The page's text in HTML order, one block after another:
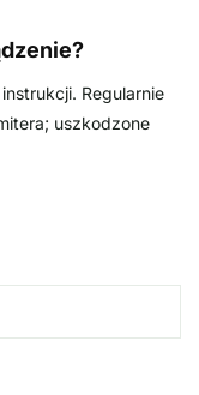
Regularnie
uszkodzone